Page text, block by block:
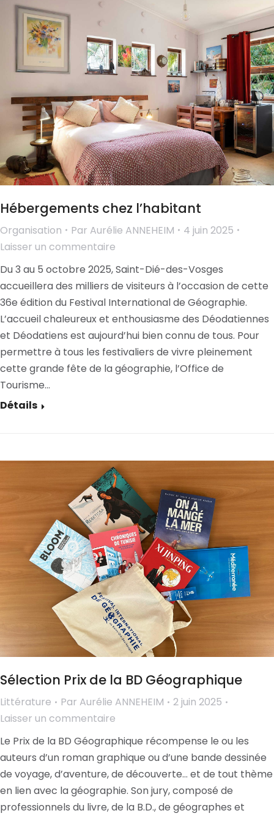
Hébergements chez l’habitant
Organisation Par Aurélie ANNEHEIM
4 juin 2025
Laisser un commentaire
Du 3 au 5 octobre 2025, Saint-Dié-des-Vosges
accueillera des milliers de visiteurs à l’occasion de cette
36e édition du Festival International de Géographie.
L’accueil chaleureux et enthousiasme des Déodatiennes
et Déodatiens est aujourd’hui bien connu de tous. Pour
permettre à tous les festivaliers de vivre pleinement
cette grande fête de la géographie, l’Office de
Tourisme…
Détails
Sélection Prix de la BD Géographique
Littérature Par Aurélie ANNEHEIM
2 juin 2025
Laisser un commentaire
Le Prix de la BD Géographique récompense le ou les
auteurs d’un roman graphique ou d’une bande dessinée
de voyage, d’aventure, de découverte… et de tout thème
en lien avec la géographie. Son jury, composé de
professionnels du livre, de la B.D., de géographes et